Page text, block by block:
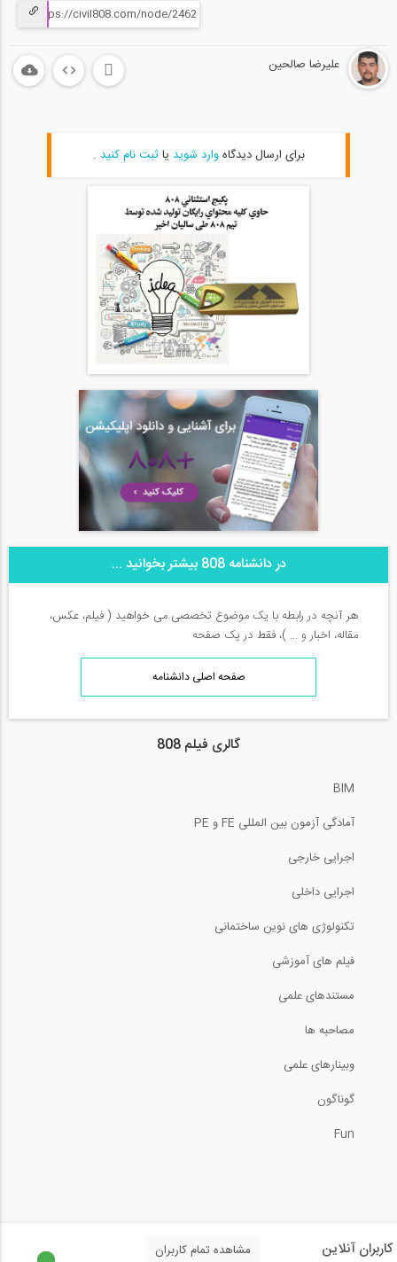
علیرضا صالحین
برای ارسال دیدگاهوارد شوید یاثبت نام کنید .
در دانشنامه 808 بیشتر بخوانید ...
هر آنچه در رابطه با یک موضوع تخصصی می خواهید ( فیلم، عکس،
مقاله، اخبار و ... )، فقط در یک صفحه
صفحه اصلی دانشنامه
گالری فیلم 808
BIM
آمادگی آزمون بین المللی FE و PE
اجرایی خارجی
اجرایی داخلی
تکنولوژی های نوین ساختمانی
فیلم های آموزشی
مستندهای علمی
مصاحبه ها
وبینارهای علمی
گوناگون
Fun
کاربران آنلاین مشاهده تمام کاربران